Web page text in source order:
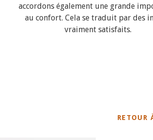
accordons également une grande
au confort. Cela se traduit par des
vraiment satisfaits.
RETOUR